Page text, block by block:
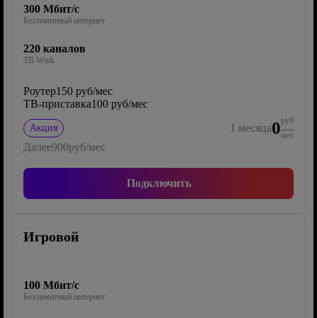
300 Мбит/с
Безлимитный интернет
220 каналов
ТВ Wink
Роутер150 руб/мес
ТВ-приставка100 руб/мес
Акция 1 месяца0руб
мес
Далее900руб/мес
Подключить
Игровой
100 Мбит/с
Безлимитный интернет